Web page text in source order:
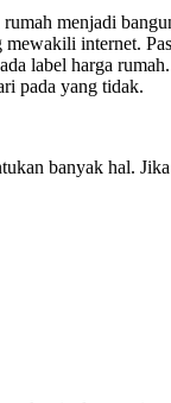
menjadi
internet.
label harga
pada yang tidak.
banyak hal.